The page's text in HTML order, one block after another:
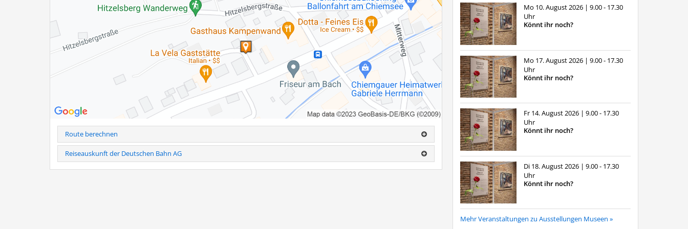
Bernauer Rasthauses. Historische Fotografien und spannende Hintergrundinformationen geben Einblicke in die Entstehung
Die Ausstellungsreihe ist noch bis zum 11. September während der regulären Öffnungszeiten des Rathauses kostenlos
zugänglich.
Weitere Infos als PDF
Route berechnen
Reiseauskunft der Deutschen Bahn AG
Mo 10. August 2026 | 9.00 - 17.30
Uhr
Könnt ihr noch?
Mo 17. August 2026 | 9.00 - 17.30
Uhr
Könnt ihr noch?
Fr 14. August 2026 | 9.00 - 17.30
Uhr
Könnt ihr noch?
Di 18. August 2026 | 9.00 - 17.30
Uhr
Könnt ihr noch?
Mehr Veranstaltungen zu Ausstellungen Museen »